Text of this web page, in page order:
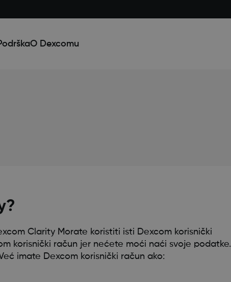
O Dexcomu
Clarity Morate koristiti isti Dexcom korisnički
korisnički račun jer nećete moći naći svoje podatke.
imate Dexcom korisnički račun ako: